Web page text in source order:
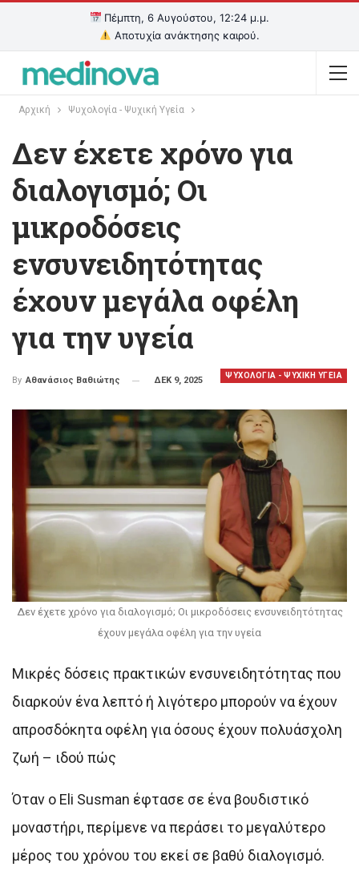
Πέμπτη, 6 Αυγούστου, 12:24 μ.μ.
Αποτυχία ανάκτησης καιρού.
Αρχική Ψυχολογία - Ψυχική Υγεία
Δεν έχετε χρόνο για
διαλογισμό; Οι
μικροδόσεις
ενσυνειδητότητας
έχουν μεγάλα οφέλη
για την υγεία
ΨΥΧΟΛΟΓΙΑ - ΨΥΧΙΚΗ ΥΓΕΙΑ
By Αθανάσιος Βαθιώτης ΔΕΚ 9, 2025
Δεν έχετε χρόνο για διαλογισμό; Οι μικροδόσεις ενσυνειδητότητας
έχουν μεγάλα οφέλη για την υγεία
Μικρές δόσεις πρακτικών ενσυνειδητότητας που
διαρκούν ένα λεπτό ή λιγότερο μπορούν να έχουν
απροσδόκητα οφέλη για όσους έχουν πολυάσχολη
ζωή – ιδού πώς
Όταν ο Eli Susman έφτασε σε ένα βουδιστικό
μοναστήρι, περίμενε να περάσει το μεγαλύτερο
μέρος του χρόνου του εκεί σε βαθύ διαλογισμό.